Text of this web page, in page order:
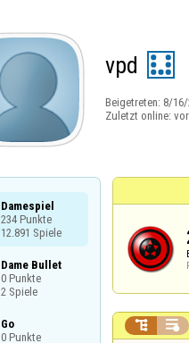
vpd
Beigetreten: 8/
Zuletzt online:
Damespiel
234 Punkte
12.891 Spiele
Dame Bullet
0 Punkte
2 Spiele
Go
0 Punkte
 